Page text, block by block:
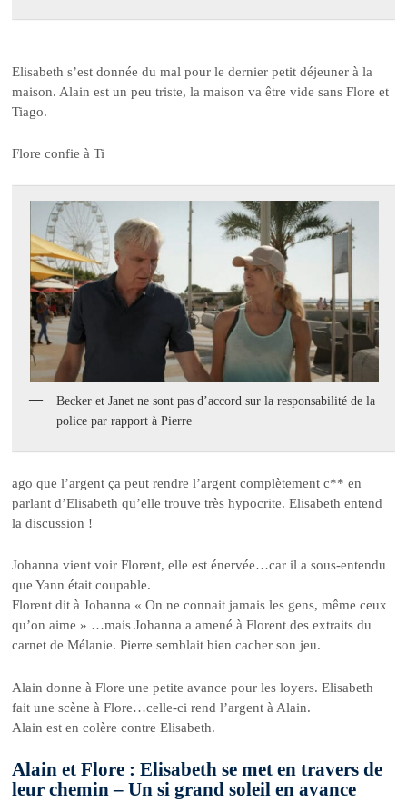
Elisabeth s’est donnée du mal pour le dernier petit déjeuner à la
maison. Alain est un peu triste, la maison va être vide sans Flore et
Tiago.
Flore confie à Ti
Becker et Janet ne sont pas d’accord sur la responsabilité de la
police par rapport à Pierre
ago que l’argent ça peut rendre l’argent complètement c** en
parlant d’Elisabeth qu’elle trouve très hypocrite. Elisabeth entend
la discussion !
Johanna vient voir Florent, elle est énervée…car il a sous-entendu
que Yann était coupable.
Florent dit à Johanna « On ne connait jamais les gens, même ceux
qu’on aime » …mais Johanna a amené à Florent des extraits du
carnet de Mélanie. Pierre semblait bien cacher son jeu.
Alain donne à Flore une petite avance pour les loyers. Elisabeth
fait une scène à Flore…celle-ci rend l’argent à Alain.
Alain est en colère contre Elisabeth.
Alain et Flore : Elisabeth se met en travers de
leur chemin – Un si grand soleil en avance